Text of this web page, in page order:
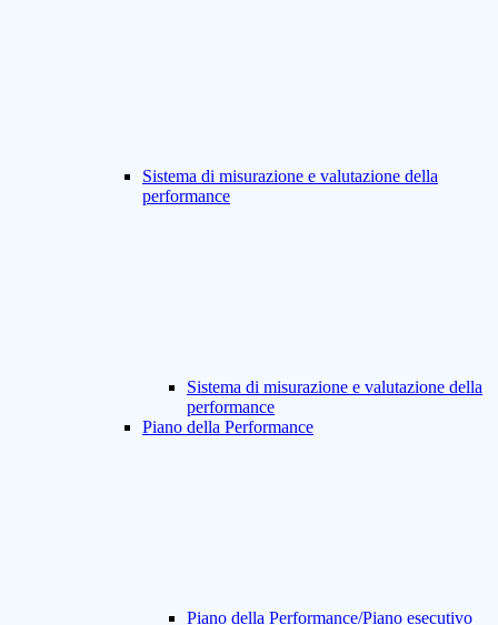
Sistema di misurazione e valutazione della
performance
Sistema di misurazione e valutazione della
performance
Piano della Performance
Piano della Performance/Piano esecutivo